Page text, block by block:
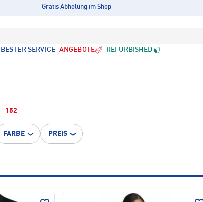
Gratis Abholung im Shop
BESTER SERVICE ANGEBOTE REFURBISHED
152
FARBE PREIS